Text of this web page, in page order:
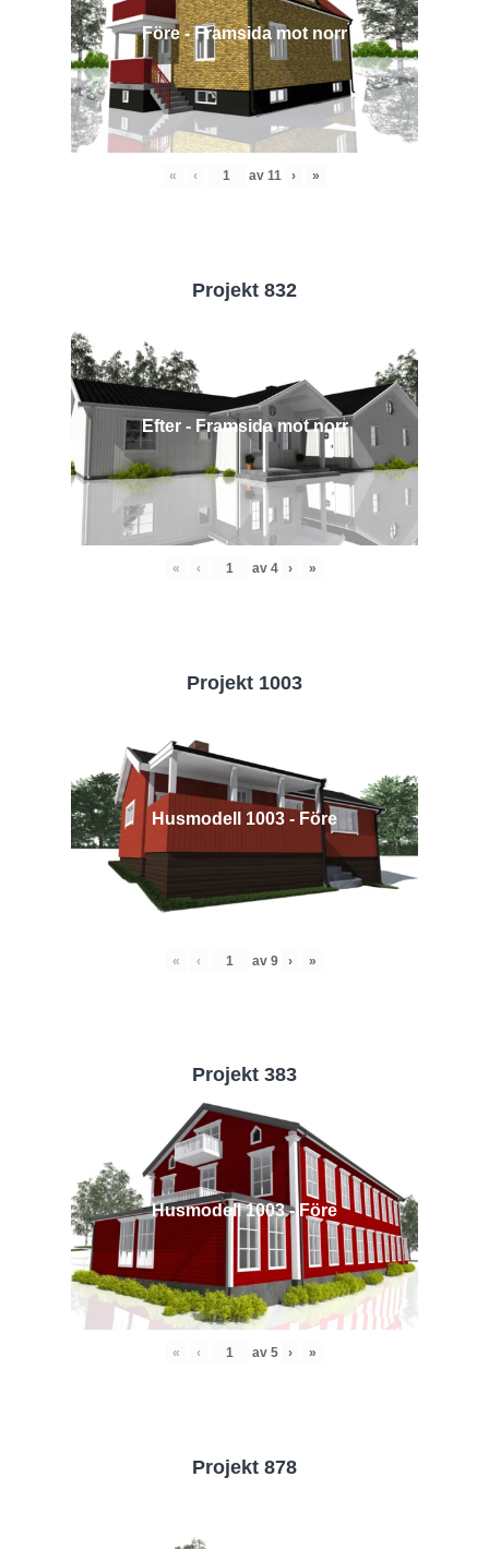
Före - Framsida mot norr
« ‹ av 11 › »
Projekt 832
Efter - Framsida mot norr
« ‹ av 4 › »
Projekt 1003
Husmodell 1003 - Före
« ‹ av 9 › »
Projekt 383
Husmodell 1003 - Före
« ‹ av 5 › »
Projekt 878